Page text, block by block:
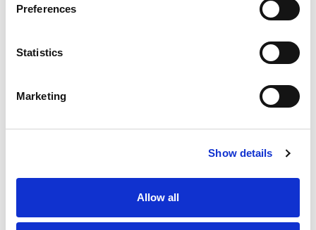
Preferences
Statistics
Marketing
Show details
Allow all
Heb je geen Entree account?
Klik hier om een gratis
account aan te maken.